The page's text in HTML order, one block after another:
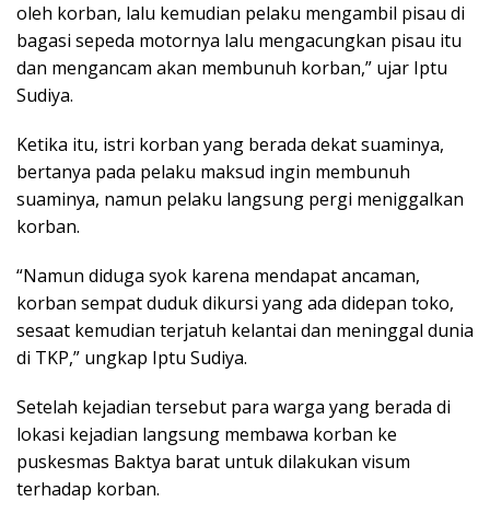
oleh korban, lalu kemudian pelaku mengambil pisau di
bagasi sepeda motornya lalu mengacungkan pisau itu
dan mengancam akan membunuh korban,” ujar Iptu
Sudiya.
Ketika itu, istri korban yang berada dekat suaminya,
bertanya pada pelaku maksud ingin membunuh
suaminya, namun pelaku langsung pergi meniggalkan
korban.
“Namun diduga syok karena mendapat ancaman,
korban sempat duduk dikursi yang ada didepan toko,
sesaat kemudian terjatuh kelantai dan meninggal dunia
di TKP,” ungkap Iptu Sudiya.
Setelah kejadian tersebut para warga yang berada di
lokasi kejadian langsung membawa korban ke
puskesmas Baktya barat untuk dilakukan visum
terhadap korban.